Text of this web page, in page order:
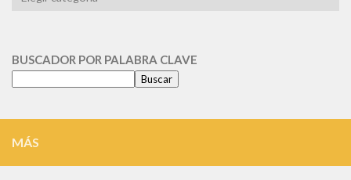
BUSCADOR POR PALABRA CLAVE
Buscar
MÁS